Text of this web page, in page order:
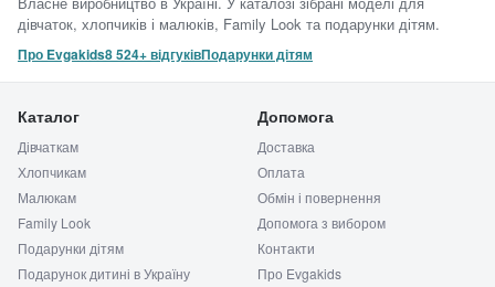
дівчаток, хлопчиків і малюків, Family Look та подарунки дітям.
Про Evgakids8 524+ відгуківПодарунки дітям
Каталог
Дівчаткам
Хлопчикам
Малюкам
Family Look
Подарунки дітям
Подарунок дитині в Україну
Допомога
Доставка
Оплата
Обмін і повернення
Допомога з вибором
Контакти
Про Evgakids